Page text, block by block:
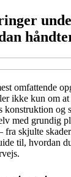
omfattende
ikke kun om
konstruktion og
med grundig
fra skjulte
til, hvordan